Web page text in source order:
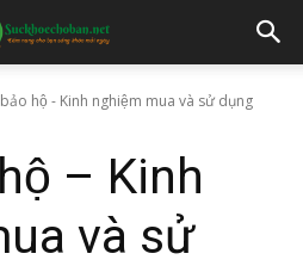
hộ - Kinh nghiệm mua và sử dụng
– Kinh
và sử